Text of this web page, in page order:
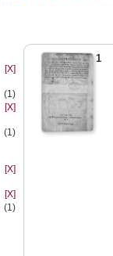
[X]
(1)
[X]
(1)
[X]
[X]
(1)
1